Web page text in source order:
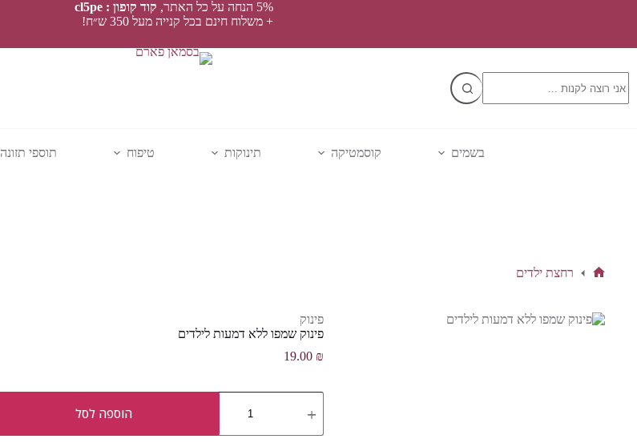
5% הנחה על כל האתר,
קוד קופון : cl5pe
+ משלוח חינם בכל קנייה מעל 350 ש״ח!
results
בשמים קוסמטיקה תינוקות טיפוח תוספי תזונה
רחצת ילדים
פינוק
פינוק שמפו ללא דמעות לילדים
19.00 ₪
כמות
של
שמפו
הוספה לסל